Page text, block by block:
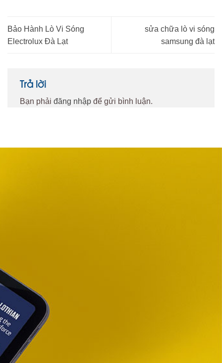
Bảo Hành Lò Vi Sóng
Electrolux Đà Lạt
sửa chữa lò vi sóng
samsung đà lạt
Trả lời
Bạn phải đăng nhập để gửi bình luận.